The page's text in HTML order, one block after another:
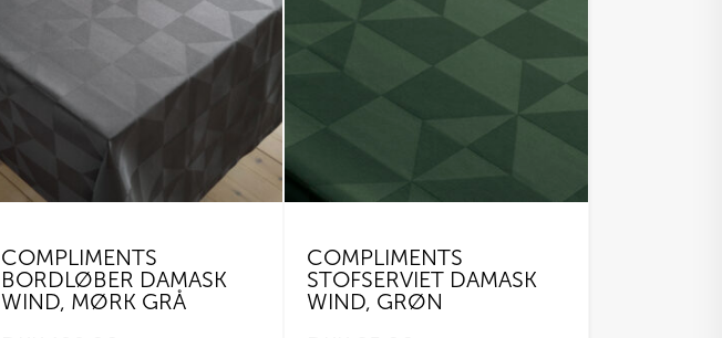
COMPLIMENTS
BORDLØBER DAMASK
WIND, MØRK GRÅ
COMPLIMENTS
STOFSERVIET DAMASK
WIND, GRØN